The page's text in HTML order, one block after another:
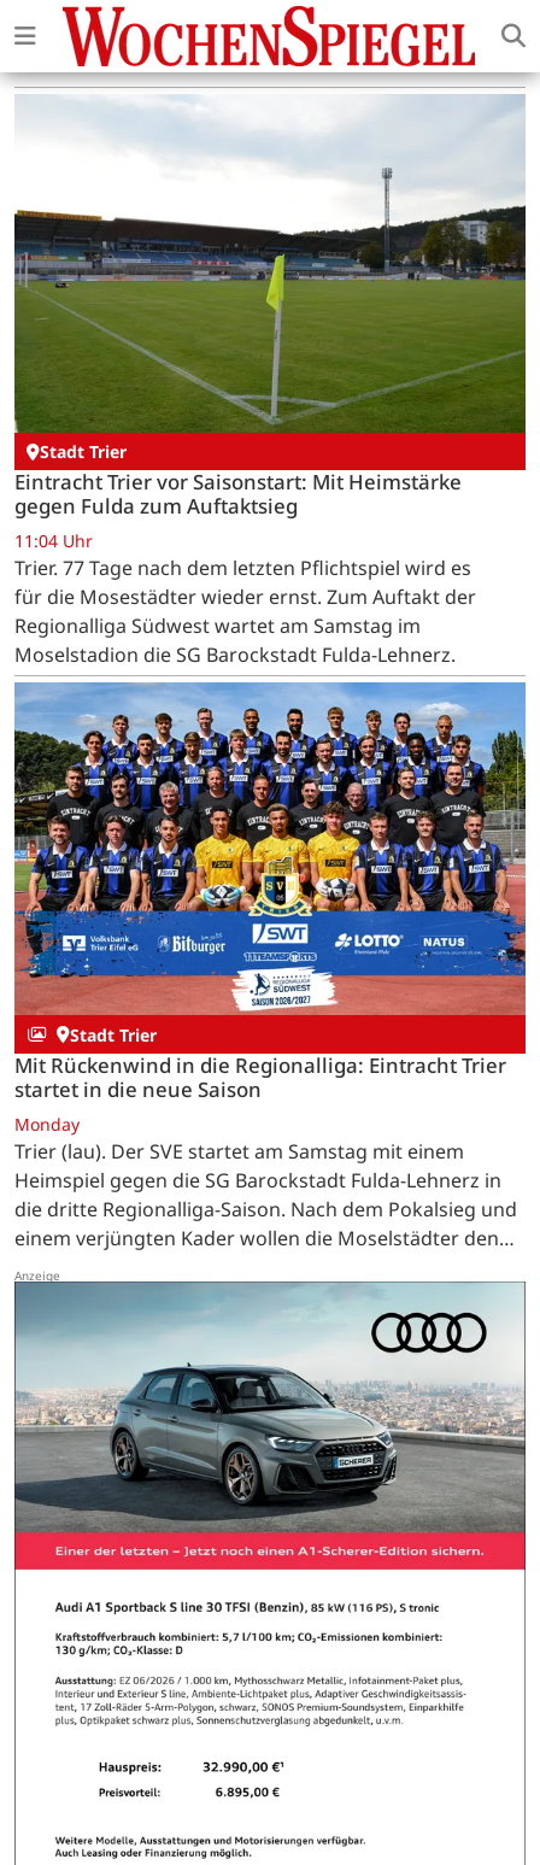
Stadt Trier
Eintracht Trier vor Saisonstart: Mit Heimstärke
gegen Fulda zum Auftaktsieg
11:04 Uhr
Trier. 77 Tage nach dem letzten Pflichtspiel wird es
für die Mosestädter wieder ernst. Zum Auftakt der
Regionalliga Südwest wartet am Samstag im
Moselstadion die SG Barockstadt Fulda-Lehnerz.
Stadt Trier
Mit Rückenwind in die Regionalliga: Eintracht Trier
startet in die neue Saison
Monday
Trier (lau). Der SVE startet am Samstag mit einem
Heimspiel gegen die SG Barockstadt Fulda-Lehnerz in
die dritte Regionalliga-Saison. Nach dem Pokalsieg und
einem verjüngten Kader wollen die Moselstädter den